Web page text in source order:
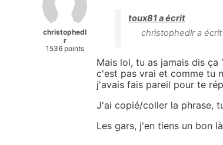
christophedl
r
1536 points
toux81 a écrit
christophedlr a
Mais lol, tu as jamais dis
c'est pas vrai et comme tu
j'avais fais pareil pour te
J'ai copié/coller la phrase,
Les gars, j'en tiens un bon